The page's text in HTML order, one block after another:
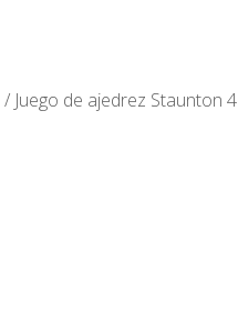
/ Juego de ajedrez Staunton 4